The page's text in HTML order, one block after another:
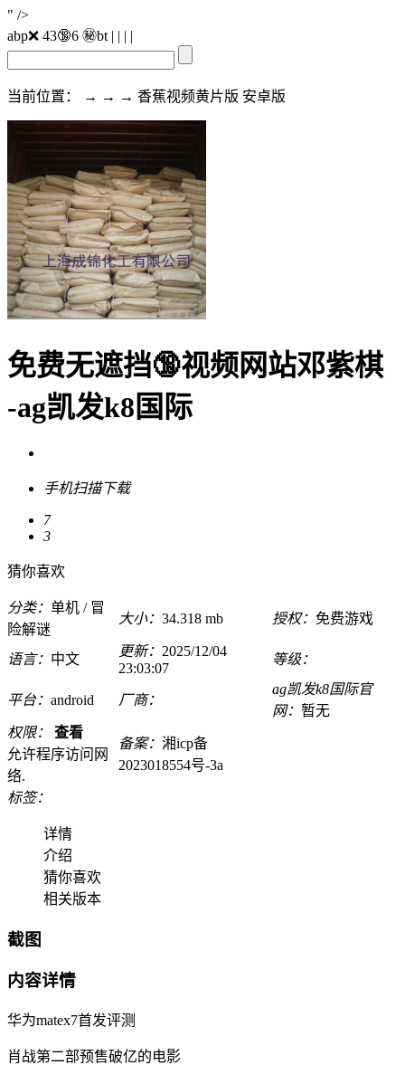
" />
abp❌ 43🔞6 ㊙️bt | | | |
当前位置： → → → 香蕉视频黄片版 安卓版
免费无遮挡🔞视频网站邓紫棋
-ag凯发k8国际
手机扫描下载
7
3
猜你喜欢
分类： 单机 / 冒
险解谜
大小： 34.318 mb 授权： 免费游戏
语言： 中文
更新： 2025/12/04
23:03:07
等级：
平台： android 厂商：
ag凯发k8国际官
网： 暂无
权限：
查看
允许程序访问网
络.
备案： 湘icp备
2023018554号-3a
标签：
详情
介绍
猜你喜欢
相关版本
截图
内容详情
华为matex7首发评测
肖战第二部预售破亿的电影